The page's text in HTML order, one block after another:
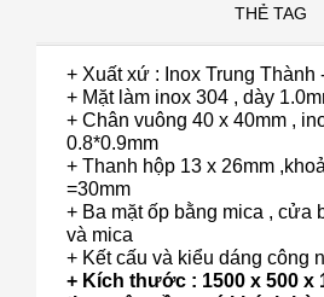
THẺ TAG
+ Xuất xứ : Inox Trung Thành
+ Mặt làm inox 304 , dày
+ Chân vuông 40 x 40mm ,
0.8*0.9mm
+ Thanh hộp 13 x 26mm
=30mm
+ Ba mặt ốp bằng mica , cửa
và mica
+ Kết cấu và kiểu dáng công
+ Kích thước : 1500 x 500 x